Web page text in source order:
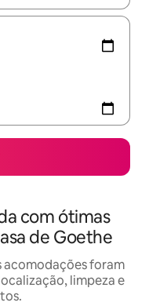
com ótimas
de Goethe
acomodações foram
limpeza e